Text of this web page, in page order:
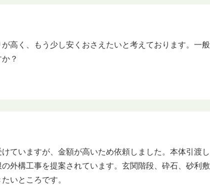
高く、もう少し安くおさえたいと考えております。一
？
ていますが、金額が高いため依頼しました。本体引渡
外構工事を提案されています。玄関階段、砕石、砂利
いところです。